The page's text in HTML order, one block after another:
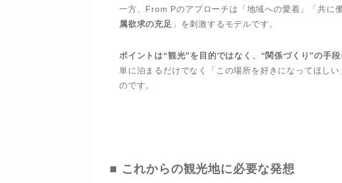
一方、From Pのアプローチは「地域への愛着」「共に
属欲求の充足 」を刺激するモデルです。
ポイントは“観光”を目的ではなく、“関係づくり”の手段
単に泊まるだけでなく「この場所を好きになってほし
のです。
■ これからの観光地に必要な発想